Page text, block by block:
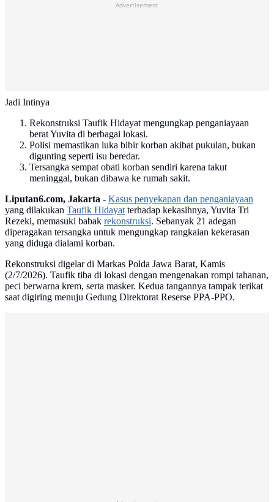
Advertisement
Jadi Intinya
Rekonstruksi Taufik Hidayat mengungkap penganiayaan
berat Yuvita di berbagai lokasi.
Polisi memastikan luka bibir korban akibat pukulan, bukan
digunting seperti isu beredar.
Tersangka sempat obati korban sendiri karena takut
meninggal, bukan dibawa ke rumah sakit.
Liputan6.com, Jakarta - Kasus penyekapan dan penganiayaan
yang dilakukan Taufik Hidayatterhadap kekasihnya, Yuvita Tri
Rezeki, memasuki babak rekonstruksi. Sebanyak 21 adegan
diperagakan tersangka untuk mengungkap rangkaian kekerasan
yang diduga dialami korban.
Rekonstruksi digelar di Markas Polda Jawa Barat, Kamis
(2/7/2026). Taufik tiba di lokasi dengan mengenakan rompi tahanan,
peci berwarna krem, serta masker. Kedua tangannya tampak terikat
saat digiring menuju Gedung Direktorat Reserse PPA-PPO.